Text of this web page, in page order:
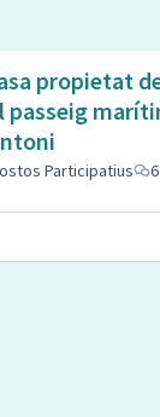
propietat
passeig
Participatius 6